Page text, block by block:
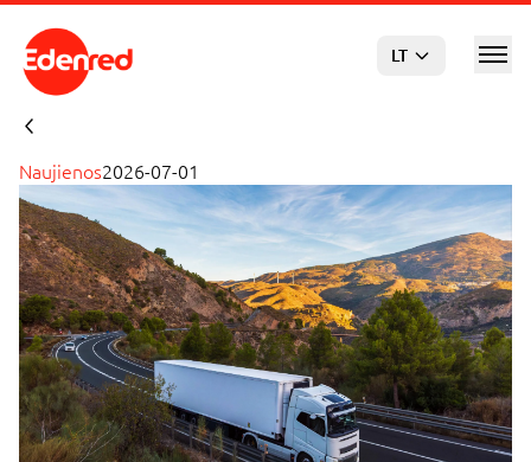
Pereiti prie pagrindinio turinio
LT
Naujienos2026-07-01